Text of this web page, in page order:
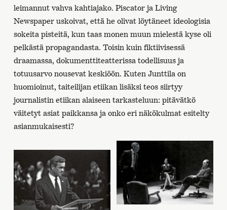
leimannut vahva kahtiajako. Piscator ja Living
Newspaper uskoivat, että he olivat löytäneet ideologisia
sokeita pisteitä, kun taas monen muun mielestä kyse oli
pelkästä propagandasta. Toisin kuin fiktiivisessä
draamassa, dokumenttiteatterissa todellisuus ja
totuusarvo nousevat keskiöön. Kuten Junttila on
huomioinut, taiteilijan etiikan lisäksi teos siirtyy
journalistin etiikan alaiseen tarkasteluun: pitävätkö
väitetyt asiat paikkansa ja onko eri näkökulmat esitelty
asianmukaisesti?